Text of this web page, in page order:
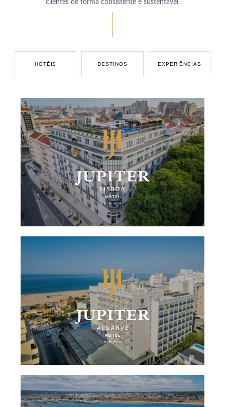
clientes de forma consistente e sustentável.
HOTÉIS DESTINOS EXPERIÊNCIAS